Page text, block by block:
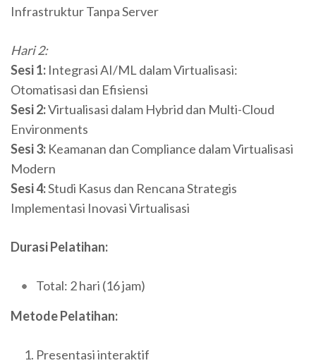
Infrastruktur Tanpa Server
Hari 2:
Sesi 1: Integrasi AI/ML dalam Virtualisasi:
Otomatisasi dan Efisiensi
Sesi 2:Virtualisasi dalam Hybrid dan Multi-Cloud
Environments
Sesi 3: Keamanan dan Compliance dalam Virtualisasi
Modern
Sesi 4:Studi Kasus dan Rencana Strategis
Implementasi Inovasi Virtualisasi
Durasi Pelatihan:
Total: 2 hari (16 jam)
Metode Pelatihan:
Presentasi interaktif